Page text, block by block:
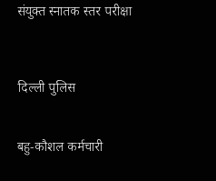
संयुक्त स्नातक स्तर परीक्षा
दिल्ली पुलिस
बहु-कौशल कर्मचारी